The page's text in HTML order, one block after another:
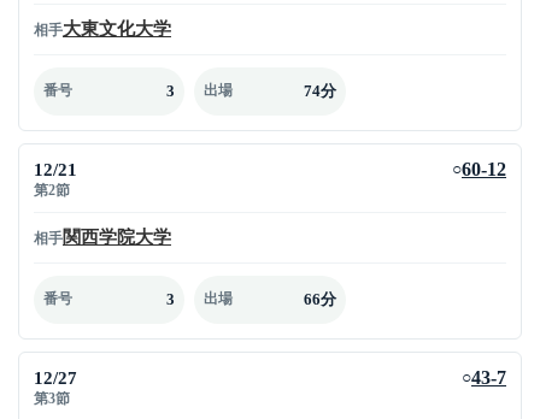
相手大東文化大学
番号 3 出場 74分
12/21
第2節
○60-12
相手関西学院大学
番号 3 出場 66分
12/27
第3節
○43-7